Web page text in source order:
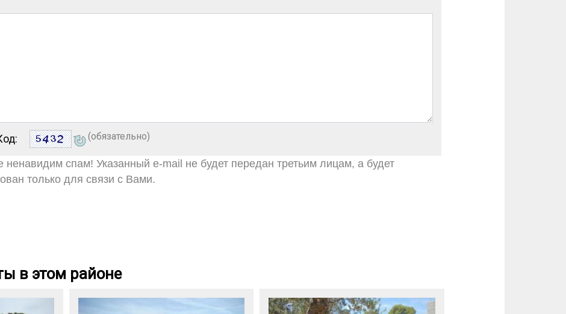
(обязательно)
спам! Указанный e-mail не будет передан третьим лицам, а будет
только для связи с Вами.
в этом районе